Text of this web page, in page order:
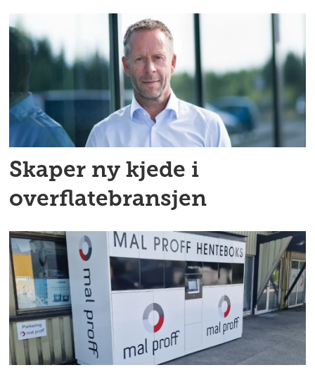
Skaper ny kjede i
overflatebransjen